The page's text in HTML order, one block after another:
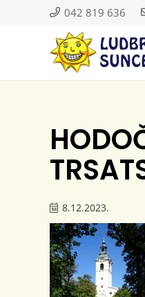
042 819 636
8.12.2023.